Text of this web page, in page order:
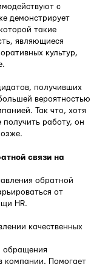
с
демонстрирует
такие
являющиеся
культур,
получивших
вероятностью
Так что, хотя
работу, он
связи на
обратной
от
HR.
качественных
обращения
компании. Помогает